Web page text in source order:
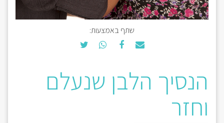
שתף באמצעות:
הנסיך הלבן שנעלם
וחזר